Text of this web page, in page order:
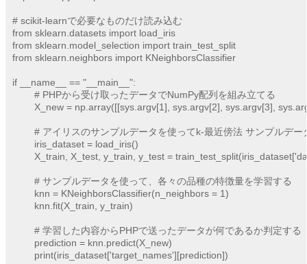
# scikit-learnで必要なものだけ読み込む
from sklearn.datasets import load_iris
from sklearn.model_selection import train_test_split
from sklearn.neighbors import KNeighborsClassifier
if __name__ == "__main__":
	print(iris_dataset['target_names'][prediction])